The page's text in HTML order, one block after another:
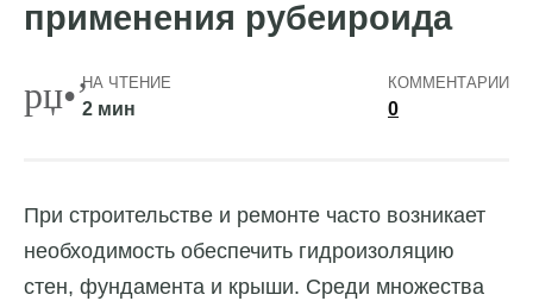
применения рубеироида
НА ЧТЕНИЕ
2 мин
КОММЕНТАРИИ
0
При строительстве и ремонте часто возникает
необходимость обеспечить гидроизоляцию
стен, фундамента и крыши. Среди множества